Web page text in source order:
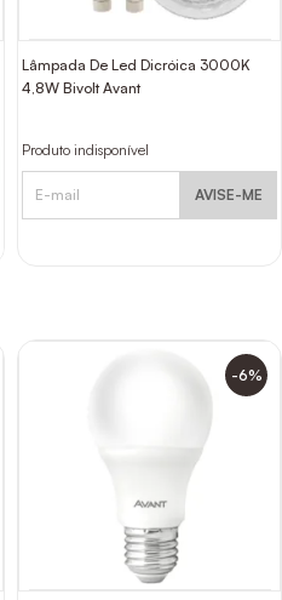
Lâmpada De Led Dicróica 3000K
4,8W Bivolt Avant
Produto indisponível
AVISE-ME
-6%